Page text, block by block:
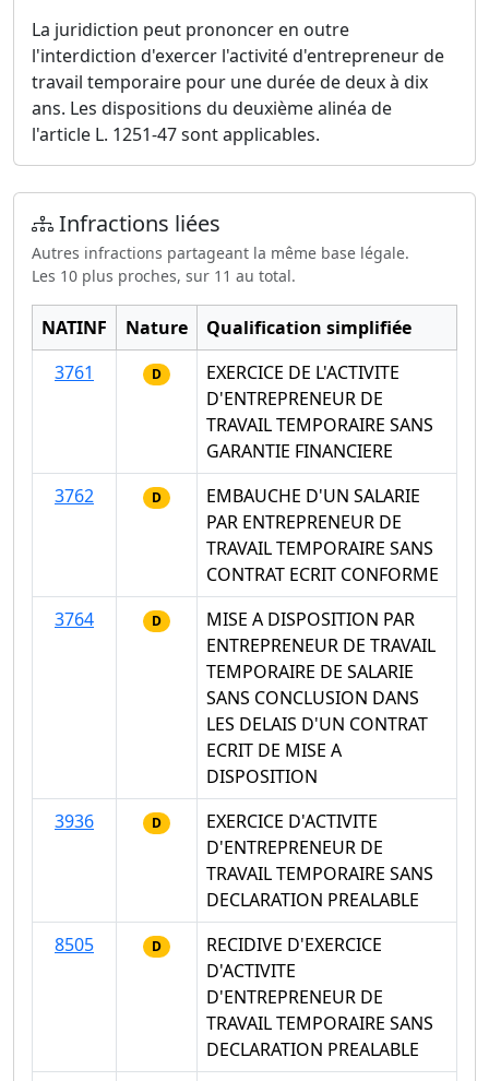
La juridiction peut prononcer en outre
l'interdiction d'exercer l'activité d'entrepreneur de
travail temporaire pour une durée de deux à dix
ans. Les dispositions du deuxième alinéa de
l'article L. 1251-47 sont applicables.
Infractions liées
Autres infractions partageant la même base légale.
Les 10 plus proches, sur 11 au total.
NATINF Nature
Qualification simplifiée
3761
D
EXERCICE DE L'ACTIVITE
D'ENTREPRENEUR DE
TRAVAIL TEMPORAIRE SANS
GARANTIE FINANCIERE
3762
D
EMBAUCHE D'UN SALARIE
PAR ENTREPRENEUR DE
TRAVAIL TEMPORAIRE SANS
CONTRAT ECRIT CONFORME
3764
D
MISE A DISPOSITION PAR
ENTREPRENEUR DE TRAVAIL
TEMPORAIRE DE SALARIE
SANS CONCLUSION DANS
LES DELAIS D'UN CONTRAT
ECRIT DE MISE A
DISPOSITION
3936
D
EXERCICE D'ACTIVITE
D'ENTREPRENEUR DE
TRAVAIL TEMPORAIRE SANS
DECLARATION PREALABLE
8505
D
RECIDIVE D'EXERCICE
D'ACTIVITE
D'ENTREPRENEUR DE
TRAVAIL TEMPORAIRE SANS
DECLARATION PREALABLE